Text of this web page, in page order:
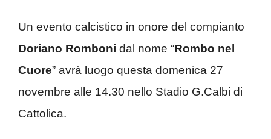
Un evento calcistico in onore del compianto
Doriano Romboni dal nome “Rombo nel
Cuore” avrà luogo questa domenica 27
novembre alle 14.30 nello Stadio G.Calbi di
Cattolica.